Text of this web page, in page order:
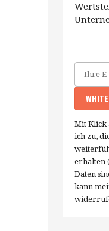
Mit Klick
ich zu,
erhalten (
Daten
kann